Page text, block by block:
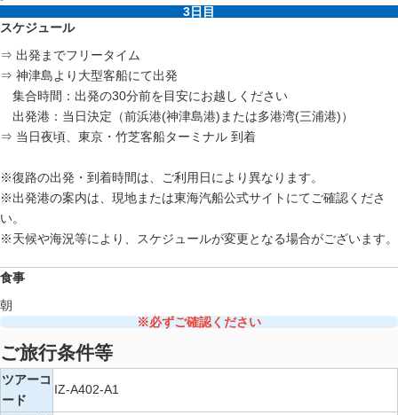
3日目
スケジュール
⇒ 出発までフリータイム
⇒ 神津島より大型客船にて出発
集合時間：出発の30分前を目安にお越しください
出発港：当日決定（前浜港(神津島港)または多港湾(三浦港)）
⇒ 当日夜頃、東京・竹芝客船ターミナル 到着
※復路の出発・到着時間は、ご利用日により異なります。
※出発港の案内は、現地または東海汽船公式サイトにてご確認くださ
い。
※天候や海況等により、スケジュールが変更となる場合がございます。
食事
朝
※必ずご確認ください
ご旅行条件等
ツアーコ
ード
IZ-A402-A1